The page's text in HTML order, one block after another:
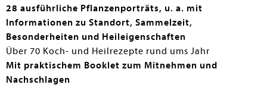
28 ausführliche Pflanzenporträts, u. a. mit
Informationen zu Standort, Sammelzeit,
Besonderheiten und Heileigenschaften
Über 70 Koch- und Heilrezepte rund ums Jahr
Mit praktischem Booklet zum Mitnehmen und
Nachschlagen